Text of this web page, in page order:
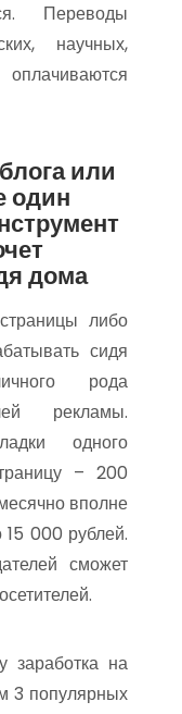
Переводы
научных,
или
один
дома
либо
сидя
рода
рекламы.
одного
– 200
вполне
000 рублей.
сможет
заработка на
3 популярных